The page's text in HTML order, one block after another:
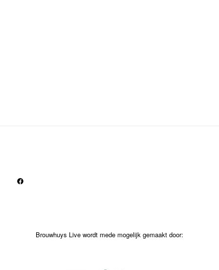
Facebook
Brouwhuys Live wordt mede mogelijk gemaakt door: